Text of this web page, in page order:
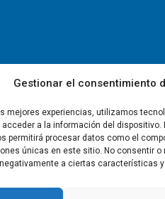
Gestionar el consentimiento
mejores experiencias, utilizamos
a la información del
permitirá procesar datos como el
únicas en este sitio. No consentir
a ciertas características